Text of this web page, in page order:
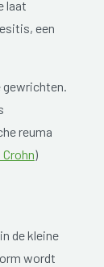
laat
een
gewrichten.
reuma
)
de kleine
wordt